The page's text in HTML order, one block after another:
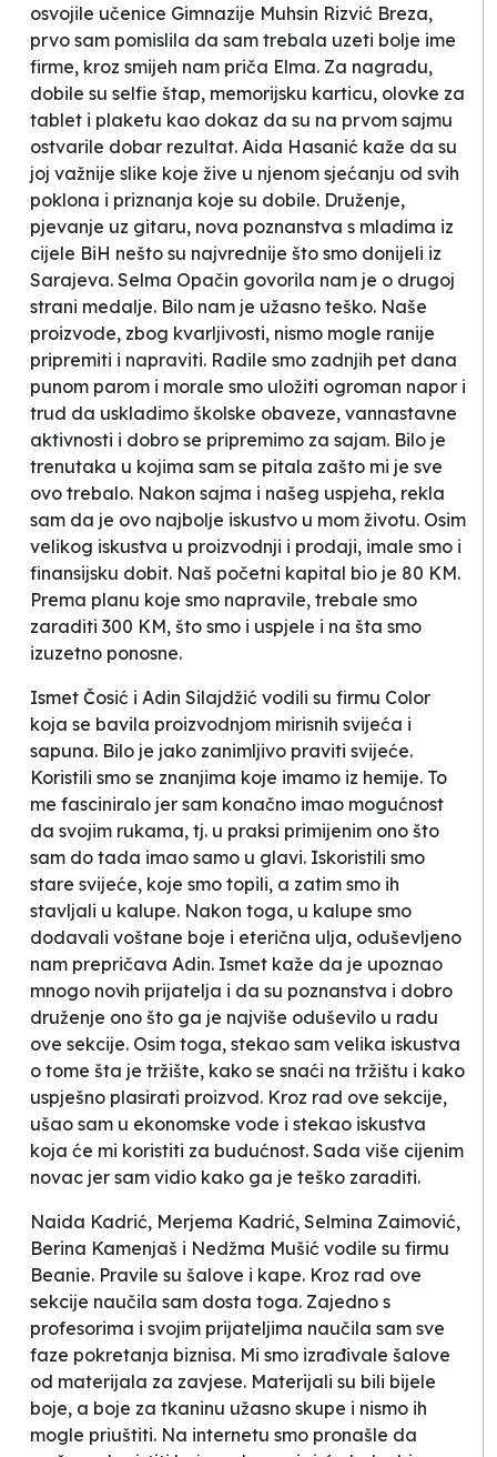
osvojile učenice Gimnazije Muhsin Rizvić Breza,
prvo sam pomislila da sam trebala uzeti bolje ime
firme, kroz smijeh nam priča Elma. Za nagradu,
dobile su selfie štap, memorijsku karticu, olovke za
tablet i plaketu kao dokaz da su na prvom sajmu
ostvarile dobar rezultat. Aida Hasanić kaže da su
joj važnije slike koje žive u njenom sjećanju od svih
poklona i priznanja koje su dobile. Druženje,
pjevanje uz gitaru, nova poznanstva s mladima iz
cijele BiH nešto su najvrednije što smo donijeli iz
Sarajeva. Selma Opačin govorila nam je o drugoj
strani medalje. Bilo nam je užasno teško. Naše
proizvode, zbog kvarljivosti, nismo mogle ranije
pripremiti i napraviti. Radile smo zadnjih pet dana
punom parom i morale smo uložiti ogroman napor i
trud da uskladimo školske obaveze, vannastavne
aktivnosti i dobro se pripremimo za sajam. Bilo je
trenutaka u kojima sam se pitala zašto mi je sve
ovo trebalo. Nakon sajma i našeg uspjeha, rekla
sam da je ovo najbolje iskustvo u mom životu. Osim
velikog iskustva u proizvodnji i prodaji, imale smo i
finansijsku dobit. Naš početni kapital bio je 80 KM.
Prema planu koje smo napravile, trebale smo
zaraditi 300 KM, što smo i uspjele i na šta smo
izuzetno ponosne.
Ismet Čosić i Adin Silajdžić vodili su firmu Color
koja se bavila proizvodnjom mirisnih svijeća i
sapuna. Bilo je jako zanimljivo praviti svijeće.
Koristili smo se znanjima koje imamo iz hemije. To
me fasciniralo jer sam konačno imao mogućnost
da svojim rukama, tj. u praksi primijenim ono što
sam do tada imao samo u glavi. Iskoristili smo
stare svijeće, koje smo topili, a zatim smo ih
stavljali u kalupe. Nakon toga, u kalupe smo
dodavali voštane boje i eterična ulja, oduševljeno
nam prepričava Adin. Ismet kaže da je upoznao
mnogo novih prijatelja i da su poznanstva i dobro
druženje ono što ga je najviše oduševilo u radu
ove sekcije. Osim toga, stekao sam velika iskustva
o tome šta je tržište, kako se snaći na tržištu i kako
uspješno plasirati proizvod. Kroz rad ove sekcije,
ušao sam u ekonomske vode i stekao iskustva
koja će mi koristiti za budućnost. Sada više cijenim
novac jer sam vidio kako ga je teško zaraditi.
Naida Kadrić, Merjema Kadrić, Selmina Zaimović,
Berina Kamenjaš i Nedžma Mušić vodile su firmu
Beanie. Pravile su šalove i kape. Kroz rad ove
sekcije naučila sam dosta toga. Zajedno s
profesorima i svojim prijateljima naučila sam sve
faze pokretanja biznisa. Mi smo izrađivale šalove
od materijala za zavjese. Materijali su bili bijele
boje, a boje za tkaninu užasno skupe i nismo ih
mogle priuštiti. Na internetu smo pronašle da